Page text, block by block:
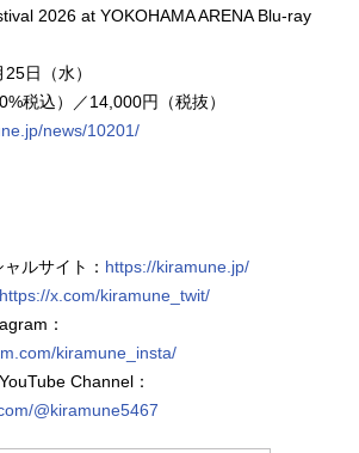
2026 at YOKOHAMA ARENA Blu-ray
日（水）
税込）／14,000円（税抜）
news/10201/
ルサイト： https://kiramune.jp/
https://x.com/kiramune_twit/
：
kiramune_insta/
Channel：
@kiramune5467